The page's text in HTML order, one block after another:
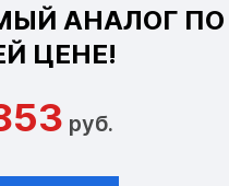
АНАЛОГ ПО
ЦЕНЕ!
руб.